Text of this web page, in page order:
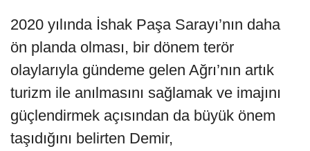
2020 yılında İshak Paşa Sarayı’nın daha
ön planda olması, bir dönem terör
olaylarıyla gündeme gelen Ağrı’nın artık
turizm ile anılmasını sağlamak ve imajını
güçlendirmek açısından da büyük önem
taşıdığını belirten Demir,